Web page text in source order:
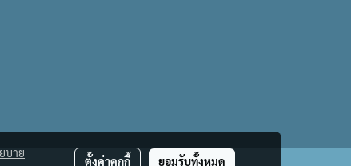
บาย
ตั้งค่าคุกกี้ ยอมรับทั้งหมด